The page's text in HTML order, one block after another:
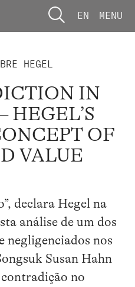
EN MENU
HEGEL
IN
HEGEL’S
OF
VALUE
declara Hegel na
análise de um dos
negligenciados nos
Susan Hahn
no